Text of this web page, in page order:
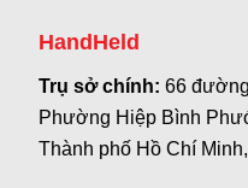
HandHeld
Trụ sở chính:66
Phường Hiệp Bình
Thành phố Hồ Chí